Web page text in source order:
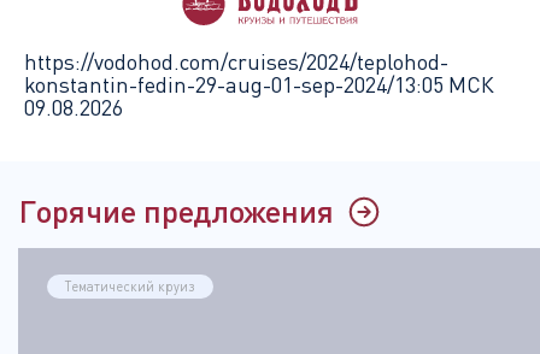
https://vodohod.com/cruises/2024/teplohod-
konstantin-fedin-29-aug-01-sep-2024/13:05 МСК
09.08.2026
Горячие предложения
Тематический круиз